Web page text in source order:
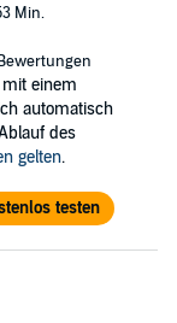
Min.
einem
automatisch
des
gelten.
testen